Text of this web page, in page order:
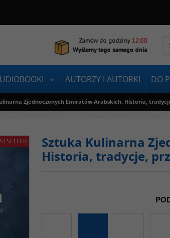
AUTORZY I AUTORKI DO
Zjednoczonych Emiratów Arabskich. Historia,
Sztuka Kulinarna
Historia, tradycje,